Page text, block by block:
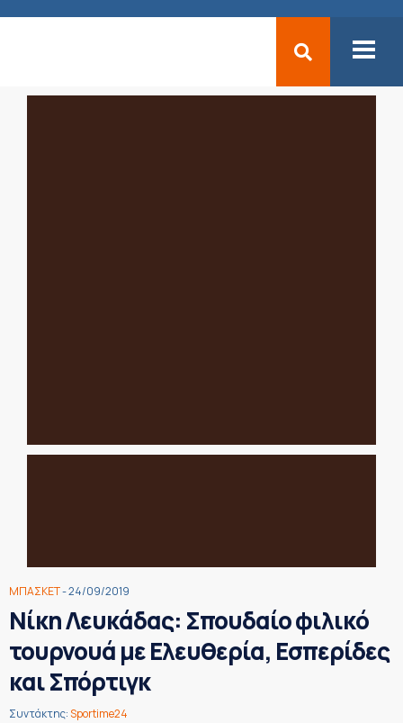
ΜΠΑΣΚΕΤ- 24/09/2019
Νίκη Λευκάδας: Σπουδαίο φιλικό
τουρνουά με Ελευθερία, Εσπερίδες
και Σπόρτιγκ
Συντάκτης:Sportime24